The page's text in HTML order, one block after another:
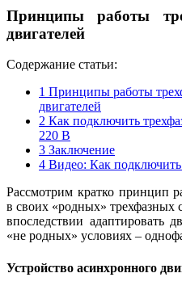
Принципы работы
двигателей
Содержание статьи:
1 Принципы работы
двигателей
2 Как подключить
220 В
3 Заключение
4 Видео: Как подключить
Рассмотрим кратко принцип
в своих «родных» трехфазных
впоследствии адаптировать
«не родных» условиях –
Устройство асинхронного